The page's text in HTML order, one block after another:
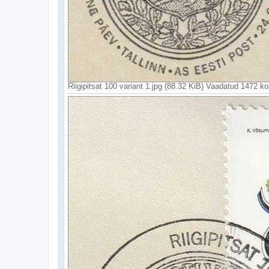
Riigipitsat 100 variant 1.jpg (88.32 KiB) Vaadatud 1472